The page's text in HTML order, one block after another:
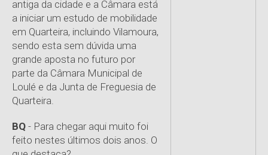
antiga da cidade e a Câmara está
a iniciar um estudo de mobilidade
em Quarteira, incluindo Vilamoura,
sendo esta sem dúvida uma
grande aposta no futuro por
parte da Câmara Municipal de
Loulé e da Junta de Freguesia de
Quarteira.
BQ - Para chegar aqui muito foi
feito nestes últimos dois anos. O